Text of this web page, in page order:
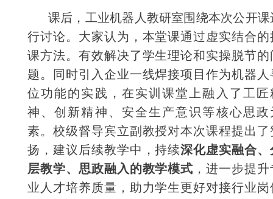
课后，工业机器人教研室围绕本次公开课
行讨论。大家认为，本堂课通过虚实结合的
课方法。有效解决了学生理论和实操脱节的
题。同时引入企业一线焊接项目作为机器人
位功能的实践，在实训课堂上融入了工匠
神、创新精神、安全生产意识等核心思政
素。校级督导宾立副教授对本次课程提出了
扬，建议后续教学中，持续深化虚实融合、
层教学、思政融入的教学模式 ，进一步提升
业人才培养质量，助力学生更好对接行业岗